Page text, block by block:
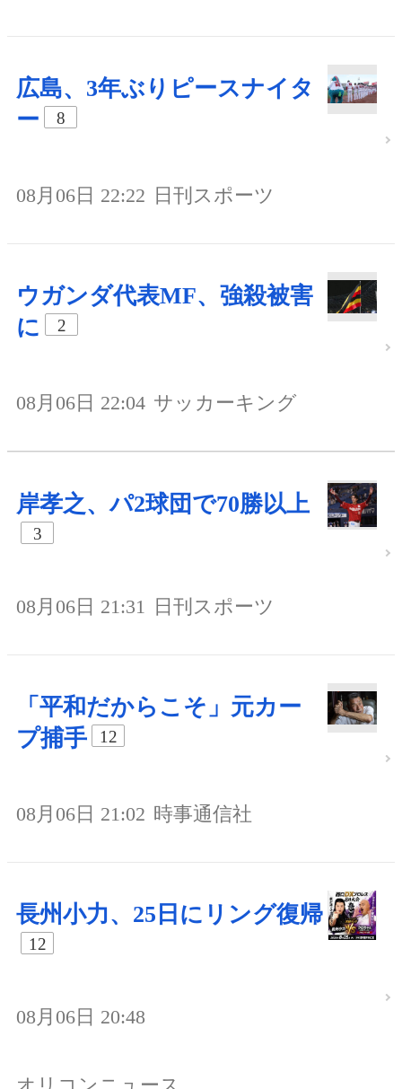
広島、3年ぶりピースナイタ
ー
8
08月06日 22:22 日刊スポーツ
ウガンダ代表MF、強殺被害
に
2
08月06日 22:04 サッカーキング
岸孝之、パ2球団で70勝以上
3
08月06日 21:31 日刊スポーツ
「平和だからこそ」元カー
プ捕手
12
08月06日 21:02 時事通信社
長州小力、25日にリング復帰
12
08月06日 20:48